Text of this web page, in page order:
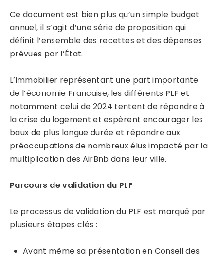
Ce document est bien plus qu’un simple budget
annuel, il s’agit d’une série de proposition qui
définit l’ensemble des recettes et des dépenses
prévues par l’État.
L’immobilier représentant une part importante
de l’économie Francaise, les différents PLF et
notamment celui de 2024 tentent de répondre à
la crise du logement et espèrent encourager les
baux de plus longue durée et répondre aux
préoccupations de nombreux élus impacté par la
multiplication des AirBnb dans leur ville.
Parcours de validation du PLF
Le processus de validation du PLF est marqué par
plusieurs étapes clés :
Avant même sa présentation en Conseil des